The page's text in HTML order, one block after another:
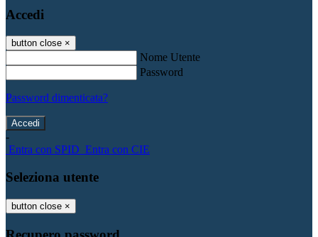
Accedi
button close ×
Nome Utente
Password
Password dimenticata?
-
Entra con SPID Entra con CIE
Seleziona utente
button close ×